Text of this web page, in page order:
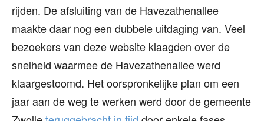
rijden. De afsluiting van de Havezathenallee
maakte daar nog een dubbele uitdaging van. Veel
bezoekers van deze website klaagden over de
snelheid waarmee de Havezathenallee werd
klaargestoomd. Het oorspronkelijke plan om een
jaar aan de weg te werken werd door de gemeente